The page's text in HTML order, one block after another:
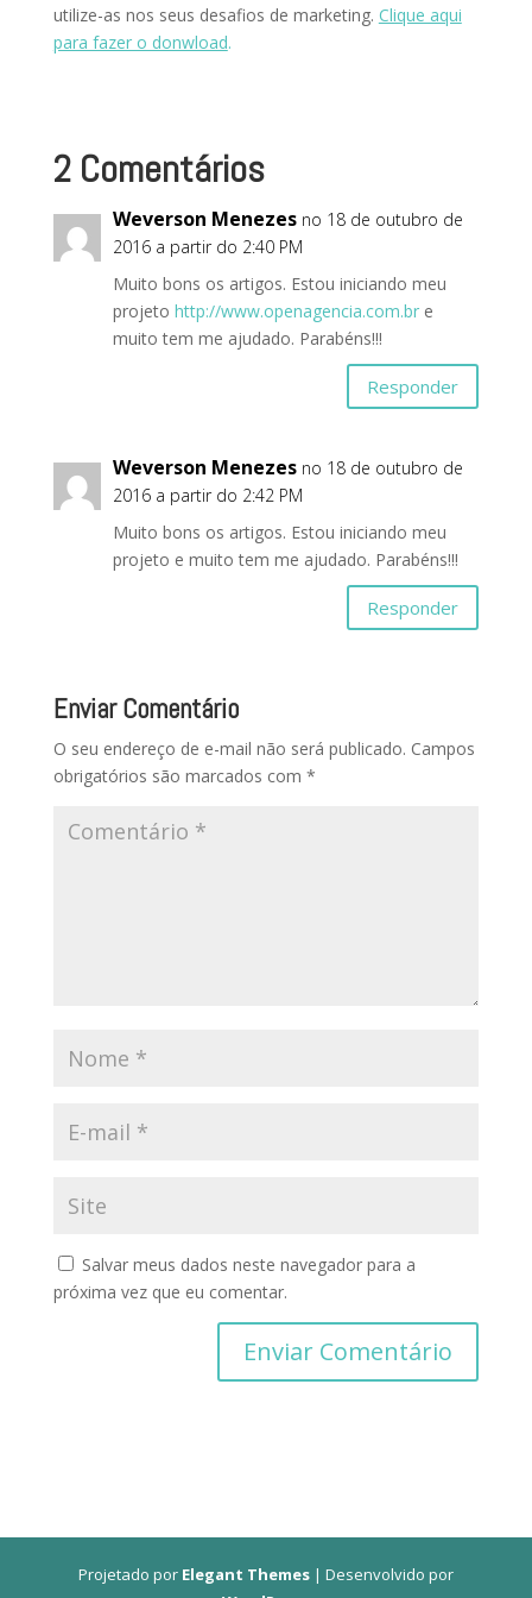
utilize-as nos seus desafios de marketing. Clique aqui
para fazer o donwload.
2 Comentários
Weverson Menezes no 18 de outubro de
2016 a partir do 2:40 PM
Muito bons os artigos. Estou iniciando meu
projeto http://www.openagencia.com.bre
muito tem me ajudado. Parabéns!!!
Responder
Weverson Menezes no 18 de outubro de
2016 a partir do 2:42 PM
Muito bons os artigos. Estou iniciando meu
projeto e muito tem me ajudado. Parabéns!!!
Responder
Enviar Comentário
O seu endereço de e-mail não será publicado. Campos
obrigatórios são marcados com *
Salvar meus dados neste navegador para a
próxima vez que eu comentar.
Projetado por Elegant Themes| Desenvolvido por